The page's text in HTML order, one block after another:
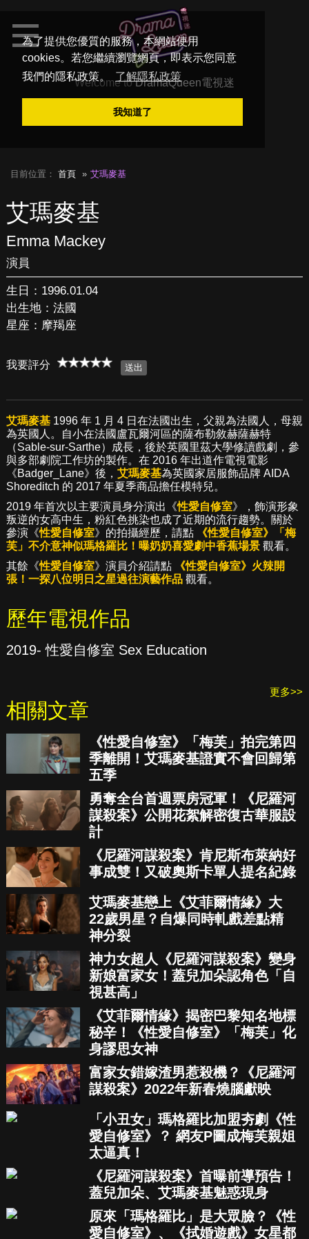
為了提供您優質的服務，本網站使用
cookies。若您繼續瀏覽網頁，即表示您同意
我們的隱私政策。
了解隱私政策
我知道了
Welcome toDramaQueen電視迷
目前位置： 首頁 艾瑪麥基
艾瑪麥基
Emma Mackey
演員
生日：1996.01.04
出生地：法國
星座：摩羯座
我要評分
艾瑪麥基1996 年 1 月 4 日在法國出生，父親為法國人，母親
為英國人。自小在法國盧瓦爾河區的薩布勒敘赫薩赫特
（Sable-sur-Sarthe）成長，後於英國里茲大學修讀戲劇，參
與多部劇院工作坊的製作。在 2016 年出道作電視電影
《Badger_Lane》後， 艾瑪麥基為英國家居服飾品牌 AIDA
Shoreditch 的 2017 年夏季商品擔任模特兒。
2019 年首次以主要演員身分演出《性愛自修室》，飾演形象
叛逆的女高中生，粉紅色挑染也成了近期的流行趨勢。關於
參演《性愛自修室》的拍攝經歷，請點
《性愛自修室》「梅
芙」不介意神似瑪格羅比！曝奶奶喜愛劇中香蕉場景觀看。
其餘《性愛自修室》演員介紹請點
《性愛自修室》火辣開
張！一探八位明日之星過往演藝作品觀看。
歷年電視作品
2019- 性愛自修室 Sex Education
更多>>
相關文章
《性愛自修室》「梅芙」拍完第四
季離開！艾瑪麥基證實不會回歸第
五季
勇奪全台首週票房冠軍！《尼羅河
謀殺案》公開花絮解密復古華服設
計
《尼羅河謀殺案》肯尼斯布萊納好
事成雙！又破奧斯卡單人提名紀錄
艾瑪麥基戀上《艾菲爾情緣》大
22歲男星？自爆同時軋戲差點精
神分裂
神力女超人《尼羅河謀殺案》變身
新娘富家女！蓋兒加朵認角色「自
視甚高」
《艾菲爾情緣》揭密巴黎知名地標
秘辛！《性愛自修室》「梅芙」化
身謬思女神
富家女錯嫁渣男惹殺機？《尼羅河
謀殺案》2022年新春燒腦獻映
「小丑女」瑪格羅比加盟夯劇《性
愛自修室》？ 網友P圖成梅芙親姐
太逼真！
《尼羅河謀殺案》首曝前導預告！
蓋兒加朵、艾瑪麥基魅惑現身
原來「瑪格羅比」是大眾臉？《性
愛自修室》、《拭婚遊戲》女星都